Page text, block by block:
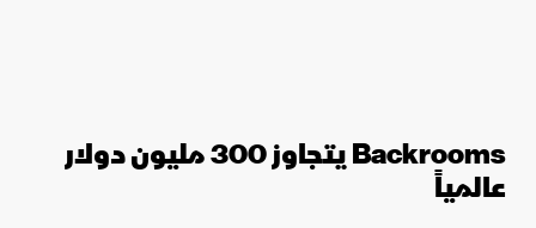
Backrooms يتجاوز 300 مليون دولار
عالمياً